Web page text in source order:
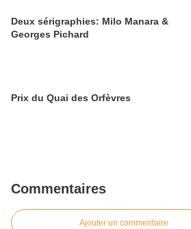
Deux sérigraphies: Milo Manara &
Georges Pichard
Prix du Quai des Orfèvres
Commentaires
Ajouter un commentaire